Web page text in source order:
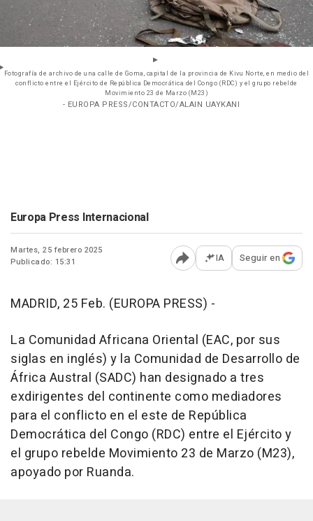
Fotografía de archivo de una calle de Goma, capital de la provincia de Kivu Norte, en medio del
conflicto entre el Ejército de República Democrática del Congo (RDC) y el grupo rebelde
Movimiento 23 de Marzo (M23)
- EUROPA PRESS/CONTACTO/ALAIN UAYKANI
Europa Press Internacional
Martes, 25 febrero 2025
Publicado: 15:31
Abrir opciones para
IA Seguir en
MADRID, 25 Feb. (EUROPA PRESS) -
La Comunidad Africana Oriental (EAC, por sus
siglas en inglés) y la Comunidad de Desarrollo de
África Austral (SADC) han designado a tres
exdirigentes del continente como mediadores
para el conflicto en el este de República
Democrática del Congo (RDC) entre el Ejército y
el grupo rebelde Movimiento 23 de Marzo (M23),
apoyado por Ruanda.